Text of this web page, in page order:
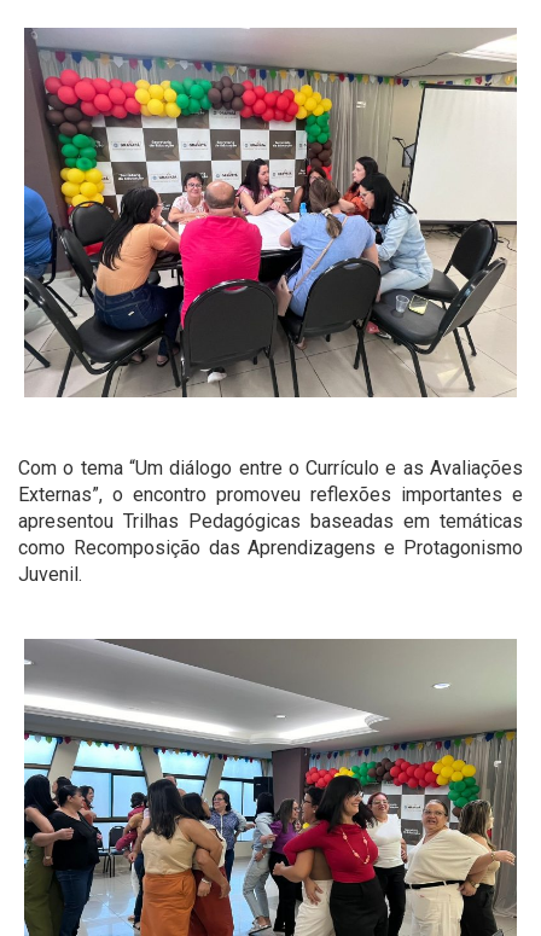
Com o tema “Um diálogo entre o Currículo e as Avaliações
Externas”, o encontro promoveu reflexões importantes e
apresentou Trilhas Pedagógicas baseadas em temáticas
como Recomposição das Aprendizagens e Protagonismo
Juvenil.